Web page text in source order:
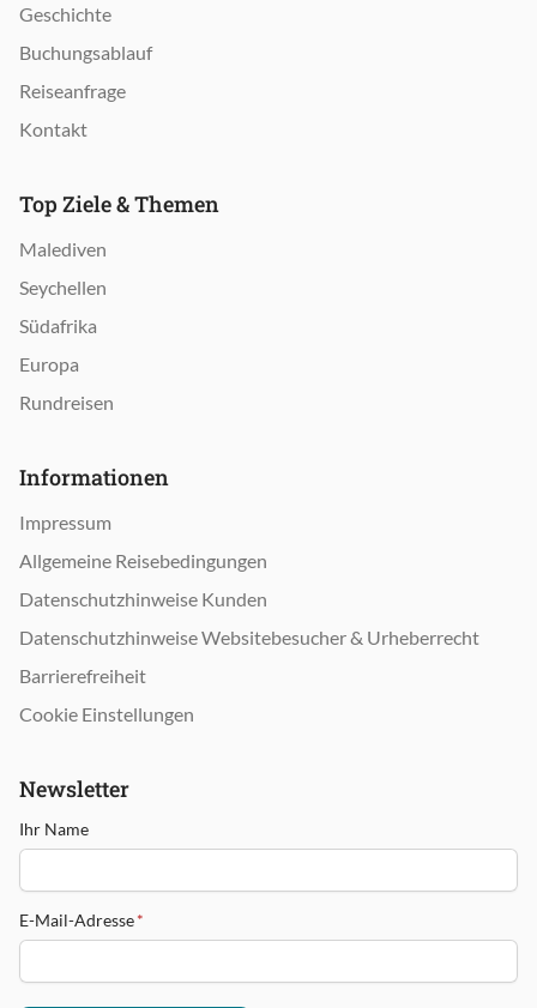
Geschichte
Buchungsablauf
Reiseanfrage
Kontakt
Top Ziele & Themen
Malediven
Seychellen
Südafrika
Europa
Rundreisen
Informationen
Impressum
Allgemeine Reisebedingungen
Datenschutzhinweise Kunden
Datenschutzhinweise Websitebesucher & Urheberrecht
Barrierefreiheit
Cookie Einstellungen
Newsletter
Ihr Name
E-Mail-Adresse*